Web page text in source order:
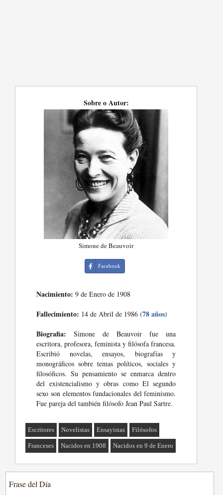
Sobre o Autor:
Simone de Beauvoir
Facebook
Nacimiento: 9 de Enero de 1908
Fallecimiento: 14 de Abril de 1986(78 años)
Biografia: Simone de Beauvoir fue una
escritora, profesora, feminista y filósofa francesa.
Escribió novelas, ensayos, biografías y
monográficos sobre temas políticos, sociales y
filosóficos. Su pensamiento se enmarca dentro
del existencialismo y obras como El segundo
sexo son elementos fundacionales del feminismo.
Fue pareja del también filósofo Jean Paul Sartre.
Escritores Novelistas Ensayistas Filósofos
Franceses Nacidos en 1908 Nacidos en 9 de Enero
Frase del Día